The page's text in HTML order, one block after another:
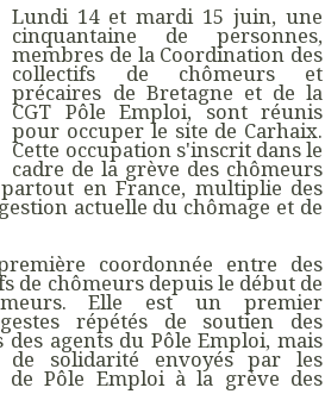
Lundi 14 et mardi 15 juin, une
cinquantaine de personnes,
membres de la Coordination des
collectifs de chômeurs et
précaires de Bretagne et de la
CGT Pôle Emploi, sont réunis
pour occuper le site de Carhaix.
Cette occupation s'inscrit dans le
cadre de la grève des chômeurs
en France, multiplie des
actuelle du chômage et de
coordonnée entre des
de chômeurs depuis le début de
Elle est un premier
répétés de soutien des
agents du Pôle Emploi, mais
de solidarité envoyés par les
de Pôle Emploi à la grève des